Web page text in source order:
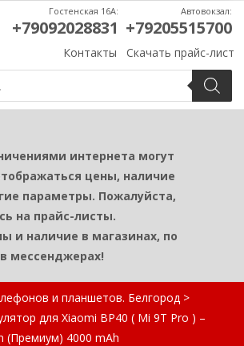
Контакты Скачать прайс-лист
Гостенская 16А:
+79092028831
Автовокзал:
+79205515700
интернета могут
цены, наличие
параметры. Пожалуйста,
на прайс-листы.
и наличие в магазинах, по
мессенджерах!
и планшетов. Белгород >
для Xiaomi BP40 ( Mi 9T Pro ) –
(Премиум) 4000 mAh